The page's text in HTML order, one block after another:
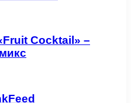
Cocktail» –